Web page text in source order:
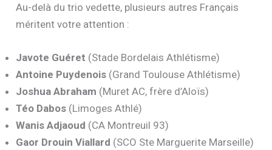
Au-delà du trio vedette, plusieurs autres Français
méritent votre attention :
Javote Guéret (Stade Bordelais Athlétisme)
Antoine Puydenois (Grand Toulouse Athlétisme)
Joshua Abraham (Muret AC, frère d’Aloïs)
Téo Dabos (Limoges Athlé)
Wanis Adjaoud (CA Montreuil 93)
Gaor Drouin Viallard (SCO Ste Marguerite Marseille)